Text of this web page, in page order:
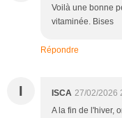
Voilà une bonne
vitaminée. Bises
Répondre
I ISCA 27/02/2026
A la fin de l'hiver,